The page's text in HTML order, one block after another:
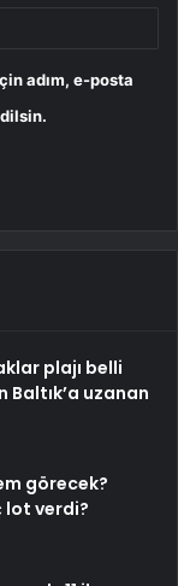
adım, e-posta
plajı belli
Baltık’a uzanan
görecek?
lot verdi?